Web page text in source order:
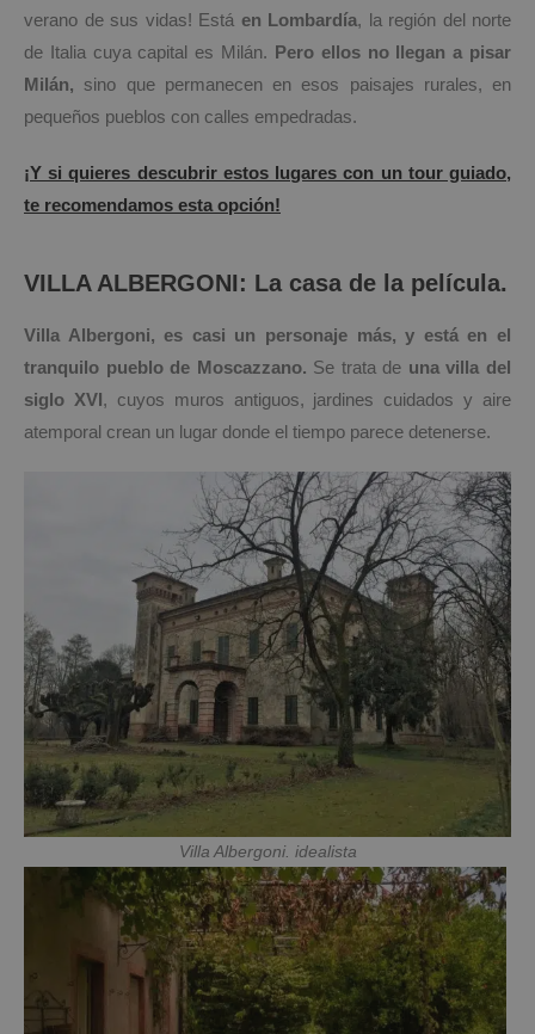
verano de sus vidas! Está en Lombardía, la región del norte
de Italia cuya capital es Milán. Pero ellos no llegan a pisar
Milán, sino que permanecen en esos paisajes rurales, en
pequeños pueblos con calles empedradas.
¡Y si quieres descubrir estos lugares con un tour guiado,
te recomendamos esta opción!
VILLA ALBERGONI: La casa de la película.
Villa Albergoni, es casi un personaje más, y está en el
tranquilo pueblo de Moscazzano. Se trata de una villa del
siglo XVI, cuyos muros antiguos, jardines cuidados y aire
atemporal crean un lugar donde el tiempo parece detenerse.
Villa Albergoni. idealista